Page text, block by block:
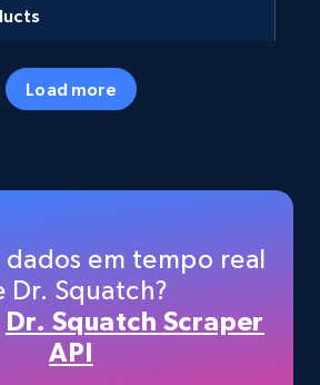
urls, Top reviews, and
Description, Currency, Initial
Load more
dados em tempo real
Dr. Squatch?
Dr. Squatch Scraper
API